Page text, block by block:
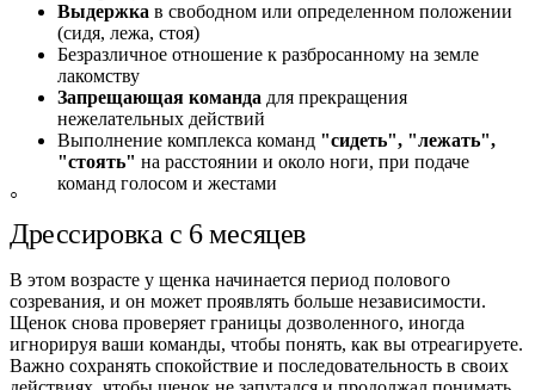
Выдержка в свободном или определенном положении
(сидя, лежа, стоя)
Безразличное отношение к разбросанному на земле
лакомству
Запрещающая команда для прекращения
нежелательных действий
Выполнение комплекса команд "сидеть", "лежать",
"стоять" на расстоянии и около ноги, при подаче
команд голосом и жестами
Дрессировка с 6 месяцев
В этом возрасте у щенка начинается период полового
созревания, и он может проявлять больше независимости.
Щенок снова проверяет границы дозволенного, иногда
игнорируя ваши команды, чтобы понять, как вы отреагируете.
Важно сохранять спокойствие и последовательность в своих